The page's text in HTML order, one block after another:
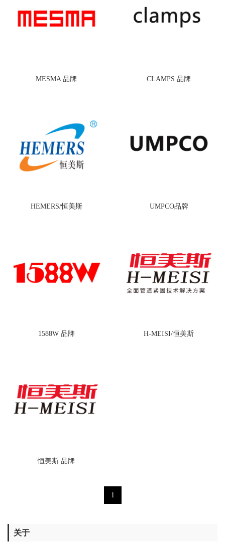
MESMA 品牌 CLAMPS 品牌
HEMERS/恒美斯 UMPCO品牌
1588W 品牌 H-MEISI/恒美斯
恒美斯 品牌
1
关于